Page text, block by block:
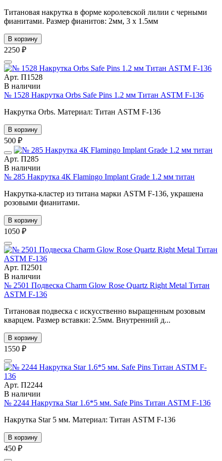
Титановая накрутка в форме королевской лилии с черными
фианитами. Размер фианитов: 2мм, 3 х 1.5мм
В корзину
2250 ₽
Арт. П1528
В наличии
№ 1528 Накрутка Orbs Safe Pins 1.2 мм Титан ASTM F-136
Накрутка Orbs. Материал: Титан ASTM F-136
В корзину
500 ₽
Арт. П285
В наличии
№ 285 Накрутка 4К Flamingo Implant Grade 1.2 мм титан
Накрутка-кластер из титана марки ASTM F-136, украшена
розовыми фианитами.
В корзину
1050 ₽
Арт. П2501
В наличии
№ 2501 Подвеска Charm Glow Rose Quartz Right Metal Титан
ASTM F-136
Титановая подвеска с искусственно выращенным розовым
кварцем. Размер вставки: 2.5мм. Внутренний д...
В корзину
1550 ₽
Арт. П2244
В наличии
№ 2244 Накрутка Star 1.6*5 мм. Safe Pins Титан ASTM F-136
Накрутка Star 5 мм. Материал: Титан ASTM F-136
В корзину
450 ₽